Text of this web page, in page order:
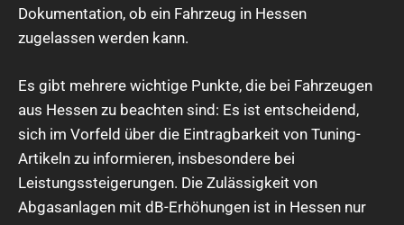
Dokumentation, ob ein Fahrzeug in Hessen
zugelassen werden kann.
Es gibt mehrere wichtige Punkte, die bei Fahrzeugen
aus Hessen zu beachten sind: Es ist entscheidend,
sich im Vorfeld über die Eintragbarkeit von Tuning-
Artikeln zu informieren, insbesondere bei
Leistungssteigerungen. Die Zulässigkeit von
Abgasanlagen mit dB-Erhöhungen ist in Hessen nur